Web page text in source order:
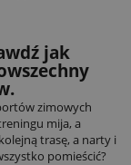
jak
zimowych
mija, a
trasę, a narty i
pomieścić?